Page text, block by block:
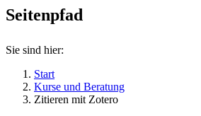
Seitenpfad
Sie sind hier:
Start
Kurse und Beratung
Zitieren mit Zotero